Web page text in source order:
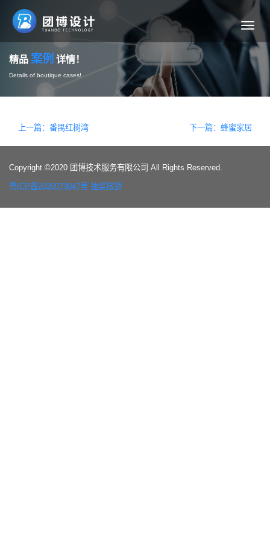
导航
精品 案例 详情！
Details of boutique cases!
上一篇：番禺红树湾 下一篇：蜂蜜家居
Copyright ©2020 团博技术服务有限公司 All Rights Reserved.
粤ICP备2020079047号 抽奖核销